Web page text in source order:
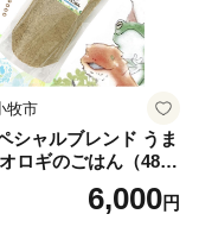
牧市
シャルブレンド うま
ロギのごはん（480
6,000円